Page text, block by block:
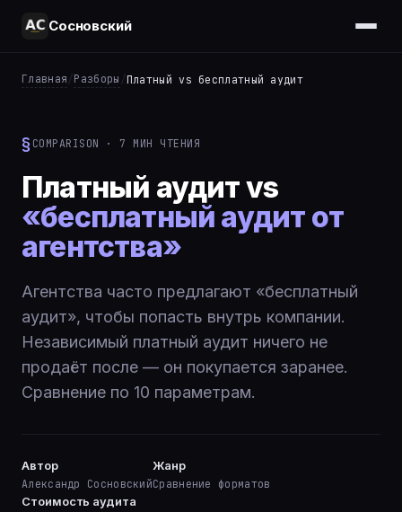
Сосновский
Главная /Разборы /Платный vs бесплатный аудит
COMPARISON · 7 МИН ЧТЕНИЯ
Платный аудит vs
«бесплатный аудит от
агентства»
Агентства часто предлагают «бесплатный
аудит», чтобы попасть внутрь компании.
Независимый платный аудит ничего не
продаёт после — он покупается заранее.
Сравнение по 10 параметрам.
Автор
Александр Сосновский
Жанр
Сравнение форматов
Стоимость аудита